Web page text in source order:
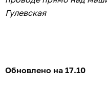
Гулевская
Обновлено на 17.10